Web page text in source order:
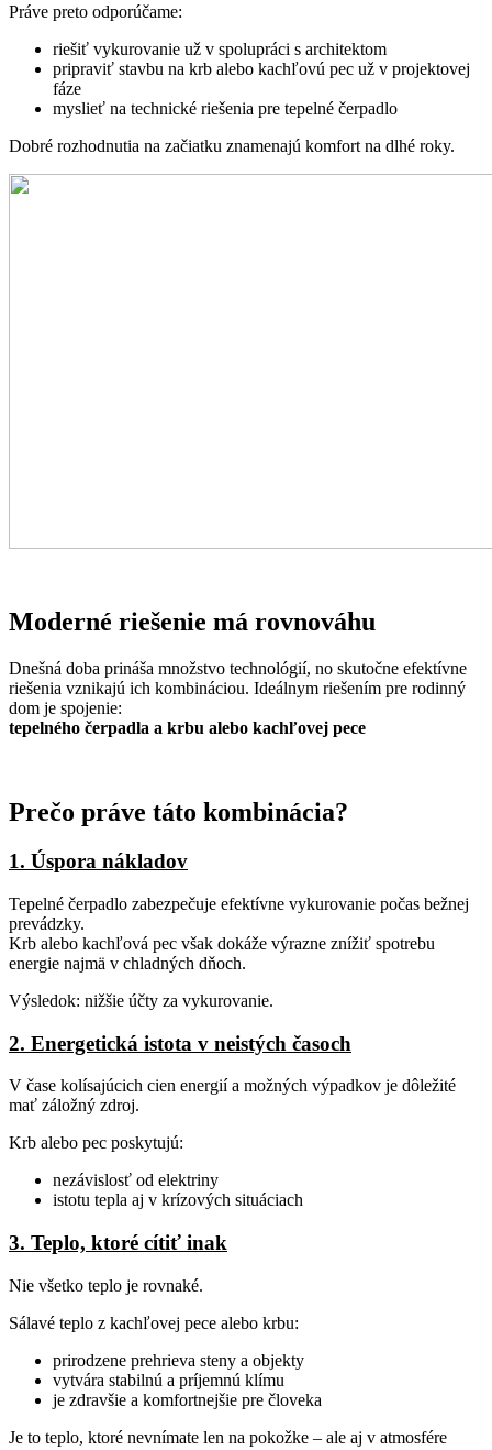
Práve preto odporúčame:
riešiť vykurovanie už v spolupráci s architektom
pripraviť stavbu na krb alebo kachľovú pec už v projektovej
fáze
myslieť na technické riešenia pre tepelné čerpadlo
Dobré rozhodnutia na začiatku znamenajú komfort na dlhé roky.
Moderné riešenie má rovnováhu
Dnešná doba prináša množstvo technológií, no skutočne efektívne
riešenia vznikajú ich kombináciou. Ideálnym riešením pre rodinný
dom je spojenie:
tepelného čerpadla a krbu alebo kachľovej pece
Prečo práve táto kombinácia?
1. Úspora nákladov
Tepelné čerpadlo zabezpečuje efektívne vykurovanie počas bežnej
prevádzky.
Krb alebo kachľová pec však dokáže výrazne znížiť spotrebu
energie najmä v chladných dňoch.
Výsledok: nižšie účty za vykurovanie.
2. Energetická istota v neistých časoch
V čase kolísajúcich cien energií a možných výpadkov je dôležité
mať záložný zdroj.
Krb alebo pec poskytujú:
nezávislosť od elektriny
istotu tepla aj v krízových situáciach
3. Teplo, ktoré cítiť inak
Nie všetko teplo je rovnaké.
Sálavé teplo z kachľovej pece alebo krbu:
prirodzene prehrieva steny a objekty
vytvára stabilnú a príjemnú klímu
je zdravšie a komfortnejšie pre človeka
Je to teplo, ktoré nevnímate len na pokožke – ale aj v atmosfére